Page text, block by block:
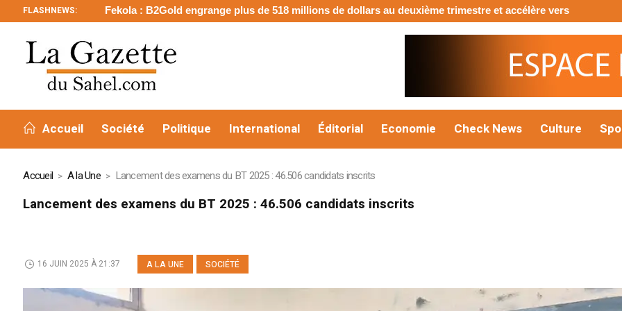
FLASHNEWS:
Fekola : B2Gold engrange plus de 518 millions de dollars au deuxième trimestre et accélère vers Menankoto
Accueil Société Politique International Éditorial Economie Check News Culture
Accueil A la Une Lancement des examens du BT 2025 : 46.506 candidats inscrits
Lancement des examens du BT 2025 : 46.506 candidats inscrits
A LA UNE SOCIÉTÉ
16 JUIN 2025 À 21:37